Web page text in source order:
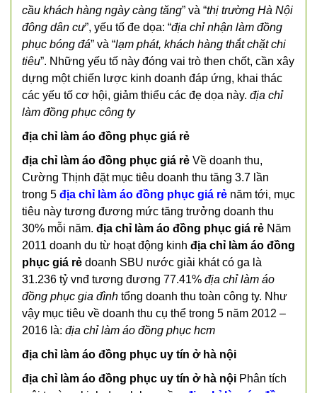
cầu khách hàng ngày càng tăng” và “thị trường Hà Nội
đông dân cư”, yếu tố đe dọa: “địa chỉ nhận làm đồng
phục bóng đá” và “lạm phát, khách hàng thắt chặt chi
tiêu”. Những yếu tố này đóng vai trò then chốt, cần xây
dựng một chiến lược kinh doanh đáp ứng, khai thác
các yếu tố cơ hội, giảm thiểu các đẹ dọa này. địa chỉ
làm đồng phục công ty
địa chỉ làm áo đồng phục giá rẻ
địa chỉ làm áo đồng phục giá rẻ Về doanh thu,
Cường Thịnh đặt mục tiêu doanh thu tăng 3.7 lần
trong 5 địa chỉ làm áo đồng phục giá rẻ năm tới, mục
tiêu này tương đương mức tăng trưởng doanh thu
30% mỗi năm. địa chỉ làm áo đồng phục giá rẻ Năm
2011 doanh du từ hoạt động kinh địa chỉ làm áo đồng
phục giá rẻ doanh SBU nước giải khát có ga là
31.236 tỷ vnđ tương đương 77.41% địa chỉ làm áo
đồng phục gia đình tổng doanh thu toàn công ty. Như
vậy mục tiêu về doanh thu cụ thể trong 5 năm 2012 –
2016 là: địa chỉ làm áo đồng phục hcm
địa chỉ làm áo đồng phục uy tín ở hà nội
địa chỉ làm áo đồng phục uy tín ở hà nội Phân tích